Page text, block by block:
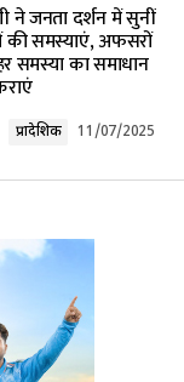
ने जनता दर्शन में सुनीं
की समस्याएं, अफसरों
समस्या का समाधान
प्रादेशिक 11/07/2025